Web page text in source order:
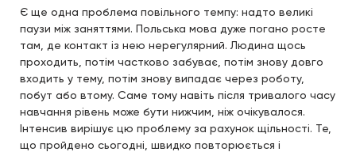
Є ще одна проблема повільного темпу: надто великі
паузи між заняттями. Польська мова дуже погано росте
там, де контакт із нею нерегулярний. Людина щось
проходить, потім частково забуває, потім знову довго
входить у тему, потім знову випадає через роботу,
побут або втому. Саме тому навіть після тривалого часу
навчання рівень може бути нижчим, ніж очікувалося.
Інтенсив вирішує цю проблему за рахунок щільності. Те,
що пройдено сьогодні, швидко повторюється і